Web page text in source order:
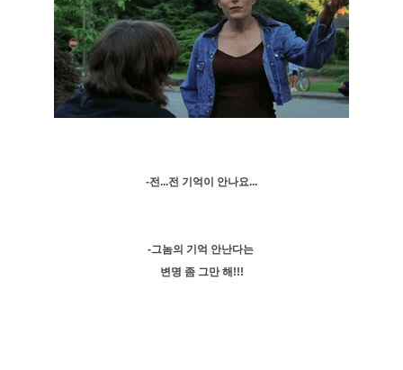
-전...전 기억이 안나요...
-그놈의 기억 안난다는
변명 좀 그만 해!!!